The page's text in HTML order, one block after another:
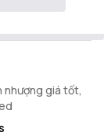
nhượng giá tốt,